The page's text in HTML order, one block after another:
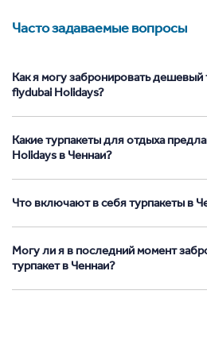
Часто задаваемые вопросы
Как я могу забронировать дешевый
flydubai Holidays?
Какие турпакеты для отдыха
Holidays в Ченнаи?
Что включают в себя турпакеты в
Могу ли я в последний момент
турпакет в Ченнаи?